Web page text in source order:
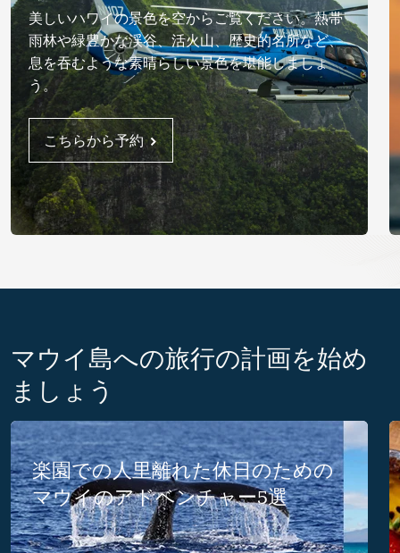
美しいハワイの景色を空からご覧ください。熱帯
雨林や緑豊かな渓谷、活火山、歴史的名所など、
息を吞むような素晴らしい景色を堪能しましょ
う。
こちらから予約
マウイ島への旅行の計画を始め
ましょう
楽園での人里離れた休日のための
マウイのアドベンチャー5選